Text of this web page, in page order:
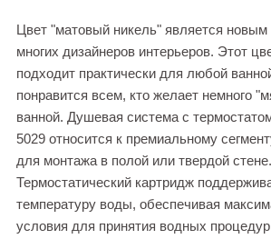
Цвет "матовый никель" является
многих дизайнеров интерьеров. Этот
подходит практически для любой
понравится всем, кто желает немного
ванной. Душевая система с
5029 относится к премиальному
для монтажа в полой или твердой стене.
Термостатический картридж
температуру воды, обеспечивая
условия для принятия водных